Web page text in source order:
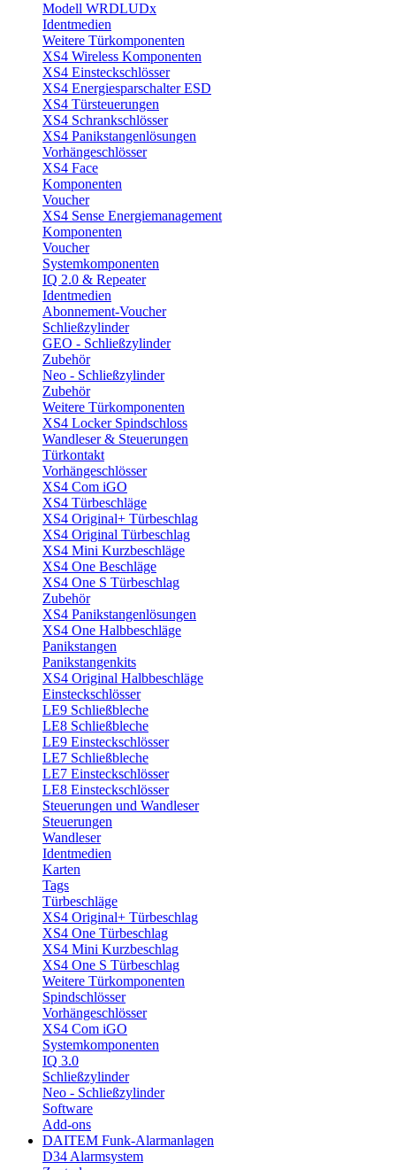
Modell WRDLUDx
Identmedien
Weitere Türkomponenten
XS4 Wireless Komponenten
XS4 Einsteckschlösser
XS4 Energiesparschalter ESD
XS4 Türsteuerungen
XS4 Schrankschlösser
XS4 Panikstangenlösungen
Vorhängeschlösser
XS4 Face
Komponenten
Voucher
XS4 Sense Energiemanagement
Komponenten
Voucher
Systemkomponenten
IQ 2.0 & Repeater
Identmedien
Abonnement-Voucher
Schließzylinder
GEO - Schließzylinder
Zubehör
Neo - Schließzylinder
Zubehör
Weitere Türkomponenten
XS4 Locker Spindschloss
Wandleser & Steuerungen
Türkontakt
Vorhängeschlösser
XS4 Com iGO
XS4 Türbeschläge
XS4 Original+ Türbeschlag
XS4 Original Türbeschlag
XS4 Mini Kurzbeschläge
XS4 One Beschläge
XS4 One S Türbeschlag
Zubehör
XS4 Panikstangenlösungen
XS4 One Halbbeschläge
Panikstangen
Panikstangenkits
XS4 Original Halbbeschläge
Einsteckschlösser
LE9 Schließbleche
LE8 Schließbleche
LE9 Einsteckschlösser
LE7 Schließbleche
LE7 Einsteckschlösser
LE8 Einsteckschlösser
Steuerungen und Wandleser
Steuerungen
Wandleser
Identmedien
Karten
Tags
Türbeschläge
XS4 Original+ Türbeschlag
XS4 One Türbeschlag
XS4 Mini Kurzbeschlag
XS4 One S Türbeschlag
Weitere Türkomponenten
Spindschlösser
Vorhängeschlösser
XS4 Com iGO
Systemkomponenten
IQ 3.0
Schließzylinder
Neo - Schließzylinder
Software
Add-ons
DAITEM Funk-Alarmanlagen
D34 Alarmsystem